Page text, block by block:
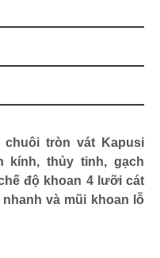
chuôi tròn vát Kapusi
kính, thủy tinh, gạch
độ khoan 4 lưỡi cát
và mũi khoan lỗ